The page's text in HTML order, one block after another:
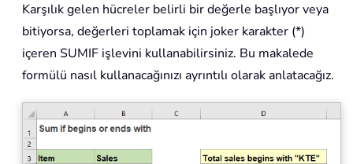
Karşılık gelen hücreler belirli bir değerle başlıyor veya
bitiyorsa, değerleri toplamak için joker karakter (*)
içeren SUMIF işlevini kullanabilirsiniz. Bu makalede
formülü nasıl kullanacağınızı ayrıntılı olarak anlatacağız.